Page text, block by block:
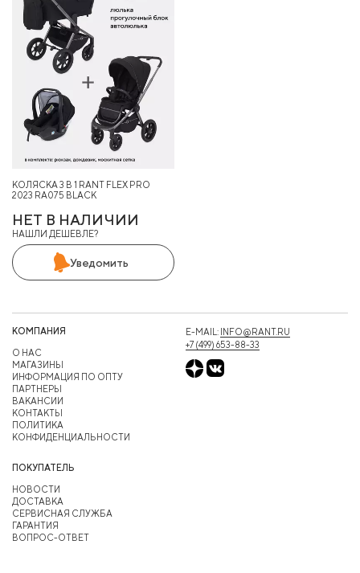
КОЛЯСКА 3 В 1 RANT FLEX PRO
2023 RA075 BLACK
НЕТ В НАЛИЧИИ
НАШЛИ ДЕШЕВЛЕ?
Уведомить
КОМПАНИЯ
О НАС
МАГАЗИНЫ
ИНФОРМАЦИЯ ПО ОПТУ
ПАРТНЕРЫ
ВАКАНСИИ
КОНТАКТЫ
ПОЛИТИКА
КОНФИДЕНЦИАЛЬНОСТИ
ПОКУПАТЕЛЬ
НОВОСТИ
ДОСТАВКА
СЕРВИСНАЯ СЛУЖБА
ГАРАНТИЯ
ВОПРОС-ОТВЕТ
E-MAIL: INFO@RANT.RU
+7 (499) 653-88-33